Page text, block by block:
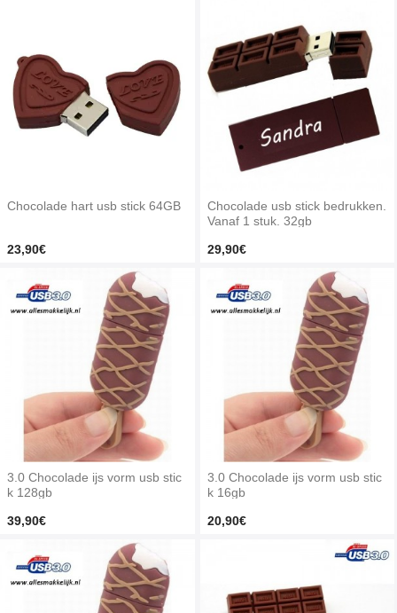
Chocolade hart usb stick 64GB
23,90€
Chocolade usb stick bedrukken.
Vanaf 1 stuk. 32gb
29,90€
3.0 Chocolade ijs vorm usb stic
k 128gb
39,90€
3.0 Chocolade ijs vorm usb stic
k 16gb
20,90€